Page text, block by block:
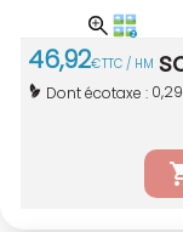
46,92€TTC / HM
Dont écotaxe : 0,29